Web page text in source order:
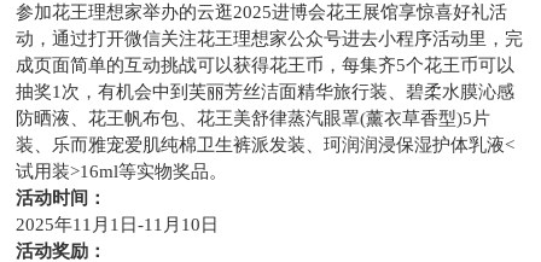
参加花王理想家举办的云逛2025进博会花王展馆享惊喜好礼活
动，通过打开微信关注花王理想家公众号进去小程序活动里，完
成页面简单的互动挑战可以获得花王币，每集齐5个花王币可以
抽奖1次，有机会中到芙丽芳丝洁面精华旅行装、碧柔水膜沁感
防晒液、花王帆布包、花王美舒律蒸汽眼罩(薰衣草香型)5片
装、乐而雅宠爱肌纯棉卫生裤派发装、珂润润浸保湿护体乳液<
试用装>16ml等实物奖品。
活动时间：
2025年11月1日-11月10日
活动奖励：